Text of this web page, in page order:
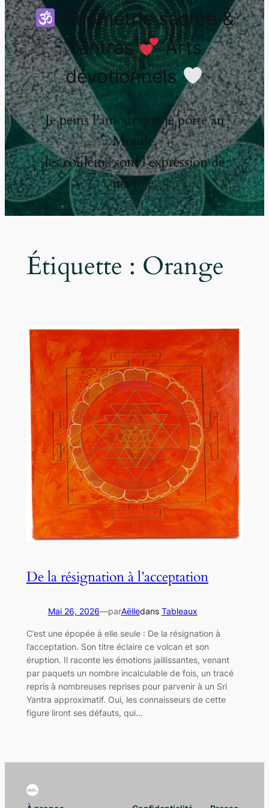
Géométrie sacrée &
Yantras
Arts
dévotionnels
Je peins l’amour que je porte au
Monde,
les couleurs sont l’expression de
ma joie.
Étiquette : Orange
De la résignation à l’acceptation
Mai 26, 2026—parAëlledans Tableaux
C’est une épopée à elle seule : De la résignation à
l’acceptation. Son titre éclaire ce volcan et son
éruption. Il raconte les émotions jaillissantes, venant
par paquets un nombre incalculable de fois, un tracé
repris à nombreuses reprises pour parvenir à un Sri
Yantra approximatif. Oui, les connaisseurs de cette
figure liront ses défauts, qui…